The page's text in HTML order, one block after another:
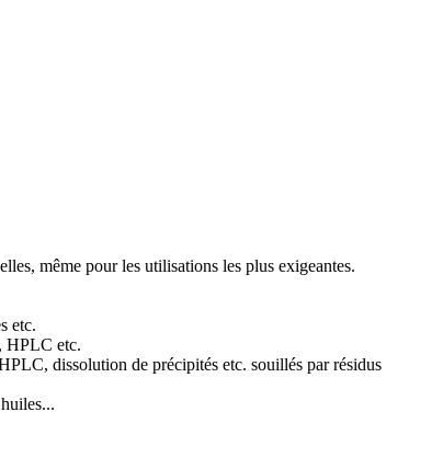
même pour les utilisations les plus exigeantes.
etc.
HPLC etc.
dissolution de précipités etc. souillés par résidus